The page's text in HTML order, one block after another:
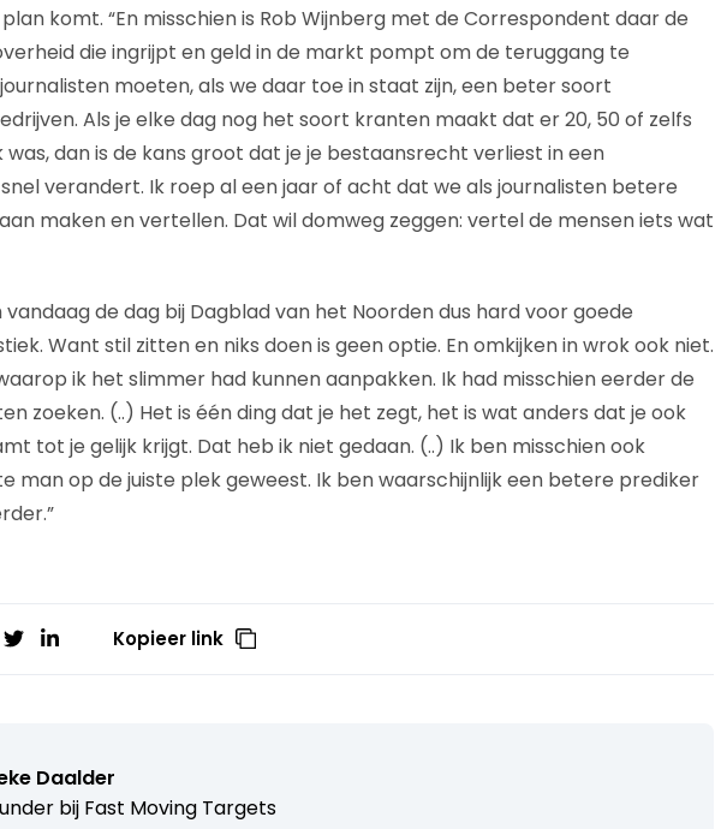
komt. “En misschien is Rob Wijnberg met de Correspondent daar de
die ingrijpt en geld in de markt pompt om de teruggang te
moeten, als we daar toe in staat zijn, een beter soort
Als je elke dag nog het soort kranten maakt dat er 20, 50 of zelfs
dan is de kans groot dat je je bestaansrecht verliest in een
verandert. Ik roep al een jaar of acht dat we als journalisten betere
maken en vertellen. Dat wil domweg zeggen: vertel de mensen iets wat
de dag bij Dagblad van het Noorden dus hard voor goede
Want stil zitten en niks doen is geen optie. En omkijken in wrok ook niet.
ik het slimmer had kunnen aanpakken. Ik had misschien eerder de
zoeken. (..) Het is één ding dat je het zegt, het is wat anders dat je ook
tot je gelijk krijgt. Dat heb ik niet gedaan. (..) Ik ben misschien ook
man op de juiste plek geweest. Ik ben waarschijnlijk een betere prediker
Kopieer link
Daalder
bij Fast Moving Targets